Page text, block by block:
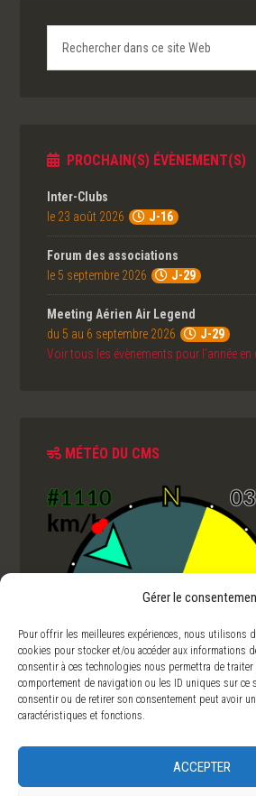
Gérer le
Pour offrir les meilleures expériences, nous utilisons
cookies pour stocker et/ou accéder aux informations
consentir à ces technologies nous permettra de
comportement de navigation ou les ID uniques sur ce
consentir ou de retirer son consentement peut avoir
caractéristiques et fonctions.
ACCEPTER
PROCHAIN(S) ÉVÈNEMENT(S)
Inter-Clubs
le 23 août 2026
J-16
Forum des associations
le 5 septembre 2026
J-29
Meeting Aérien Air Legend
du 5 au 6 septembre 2026
J-29
Voir tous les évènements pour l'année en
MÉTÉO DU CMS